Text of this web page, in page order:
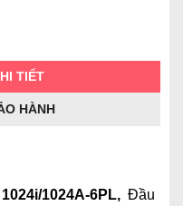
TIẾT
HÀNH
1024A-6PL, Đầu